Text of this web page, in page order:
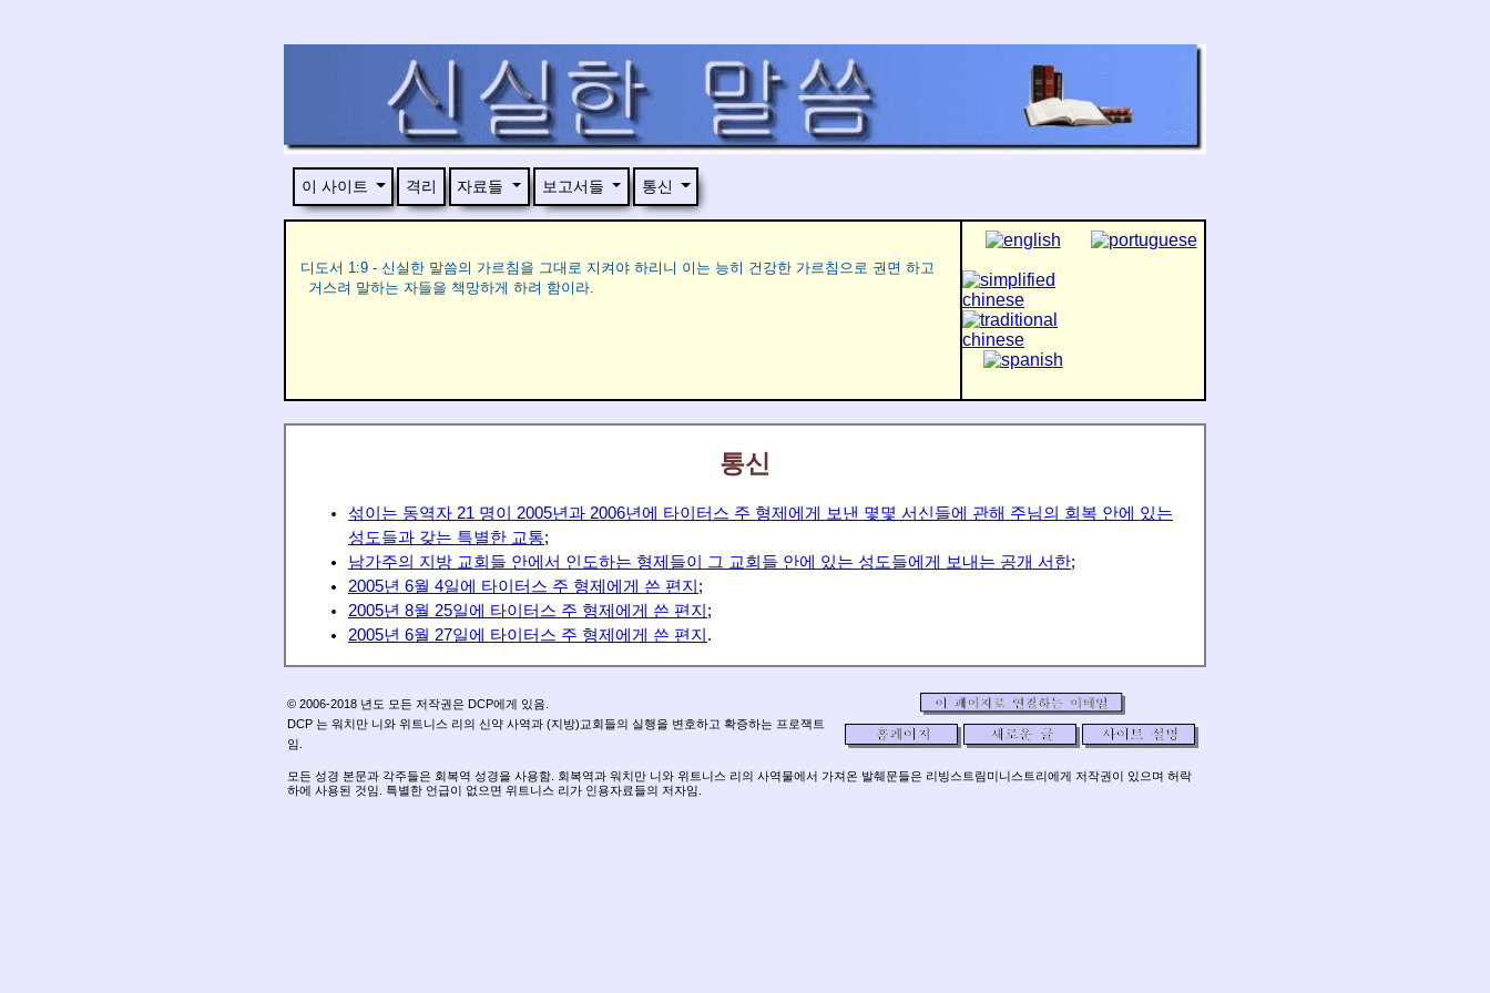
이 사이트 격리 자료들 보고서들 통신
디도서 1:9 - 신실한 말씀의 가르침을 그대로 지켜야 하리니 이는 능히 건강한 가르침으로 권면 하고
거스려 말하는 자들을 책망하게 하려 함이라.
통신
섞이는 동역자 21 명이 2005년과 2006년에 타이터스 주 형제에게 보낸 몇몇 서신들에 관해 주님의 회복 안에 있는
성도들과 갖는 특별한 교통;
남가주의 지방 교회들 안에서 인도하는 형제들이 그 교회들 안에 있는 성도들에게 보내는 공개 서한;
2005년 6월 4일에 타이터스 주 형제에게 쓴 편지 ;
2005년 8월 25일에 타이터스 주 형제에게 쓴 편지 ;
2005년 6월 27일에 타이터스 주 형제에게 쓴 편지 .
© 2006-2018 년도 모든 저작권은 DCP에게 있음.
DCP 는 워치만 니와 위트니스 리의 신약 사역과 (지방)교회들의 실행을 변호하고 확증하는 프로잭트
임.
모든 성경 본문과 각주들은 회복역 성경을 사용함. 회복역과 워치만 니와 위트니스 리의 사역물에서 가져온 발췌문들은 리빙스트림미니스트리에게 저작권이 있으며 허락
하에 사용된 것임. 특별한 언급이 없으면 위트니스 리가 인용자료들의 저자임.